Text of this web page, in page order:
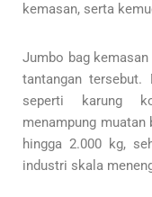
kemasan, serta
Jumbo bag
tantangan tersebut.
seperti karung
menampung muatan
hingga 2.000 kg,
industri skala